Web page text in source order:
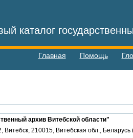
каталог
Главная Помощь
архив Витебской области"
Витебск, 210015, Витебская обл., Беларусь